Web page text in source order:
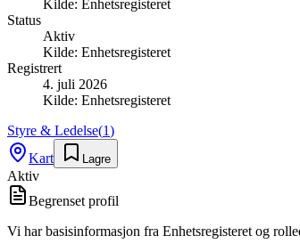
Kilde: Enhetsregisteret
Status
Aktiv
Kilde: Enhetsregisteret
Registrert
4. juli 2026
Kilde: Enhetsregisteret
Styre & Ledelse(1)
Kart
Lagre
Aktiv
Begrenset profil
Vi har basisinformasjon fra Enhetsregisteret og